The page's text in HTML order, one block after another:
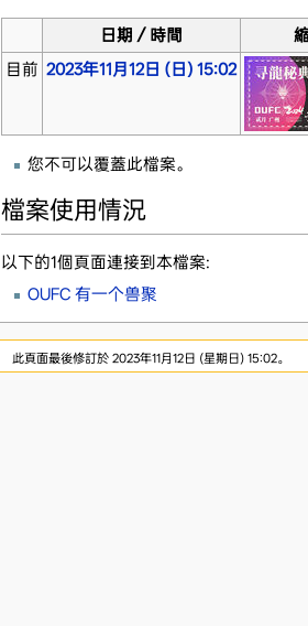
日期／時間
目前 2023年11月12日 (日) 15:02
您不可以覆蓋此檔案。
檔案使用情況
以下的1個頁面連接到本檔案:
OUFC 有一个兽聚
此頁面最後修訂於 2023年11月12日 (星期日) 15:02。